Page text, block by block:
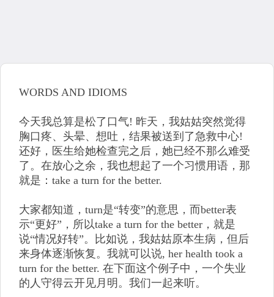
WORDS AND IDIOMS
今天我总算是松了口气! 昨天，我姑姑突然觉得
胸口疼、头晕、想吐，结果被送到了急救中心!
还好，医生给她检查完之后，她已经不那么难受
了。在放心之余，我也想起了一个习惯用语，那
就是：take a turn for the better.
大家都知道，turn是“转变”的意思，而better表
示“更好”，所以take a turn for the better，就是
说“情况好转”。比如说，我姑姑原本生病，但后
来身体逐渐恢复。我就可以说, her health took a
turn for the better. 在下面这个例子中，一个失业
的人守得云开见月明。我们一起来听。